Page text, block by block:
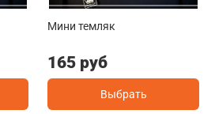
Мини темляк
165 руб
Выбрать